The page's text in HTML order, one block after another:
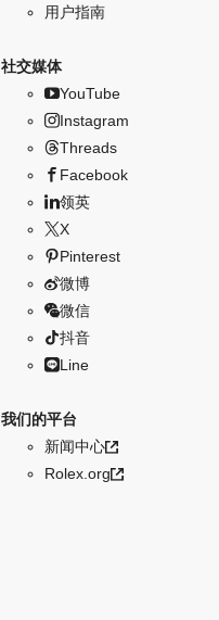
用户指南
社交媒体
YouTube
Instagram
Threads
Facebook
领英
X
Pinterest
微博
微信
抖音
Line
我们的平台
新闻中心
Rolex.org